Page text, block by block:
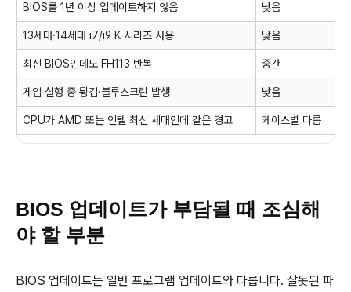
BIOS를 1년 이상 업데이트하지 않음 낮음
13세대·14세대 i7/i9 K 시리즈 사용 낮음
최신 BIOS인데도 FH113 반복 중간
게임 실행 중 튕김·블루스크린 발생 낮음
CPU가 AMD 또는 인텔 최신 세대인데 같은 경고 케이스별 다름
BIOS 업데이트가 부담될 때 조심해
야 할 부분
BIOS 업데이트는 일반 프로그램 업데이트와 다릅니다. 잘못된 파